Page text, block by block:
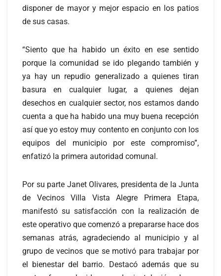
disponer de mayor y mejor espacio en los patios
de sus casas.
“Siento que ha habido un éxito en ese sentido
porque la comunidad se ido plegando también y
ya hay un repudio generalizado a quienes tiran
basura en cualquier lugar, a quienes dejan
desechos en cualquier sector, nos estamos dando
cuenta a que ha habido una muy buena recepción
así que yo estoy muy contento en conjunto con los
equipos del municipio por este compromiso”,
enfatizó la primera autoridad comunal.
Por su parte Janet Olivares, presidenta de la Junta
de Vecinos Villa Vista Alegre Primera Etapa,
manifestó su satisfacción con la realización de
este operativo que comenzó a prepararse hace dos
semanas atrás, agradeciendo al municipio y al
grupo de vecinos que se motivó para trabajar por
el bienestar del barrio. Destacó además que su